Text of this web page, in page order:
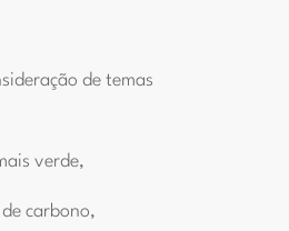
de temas
verde,
de carbono,